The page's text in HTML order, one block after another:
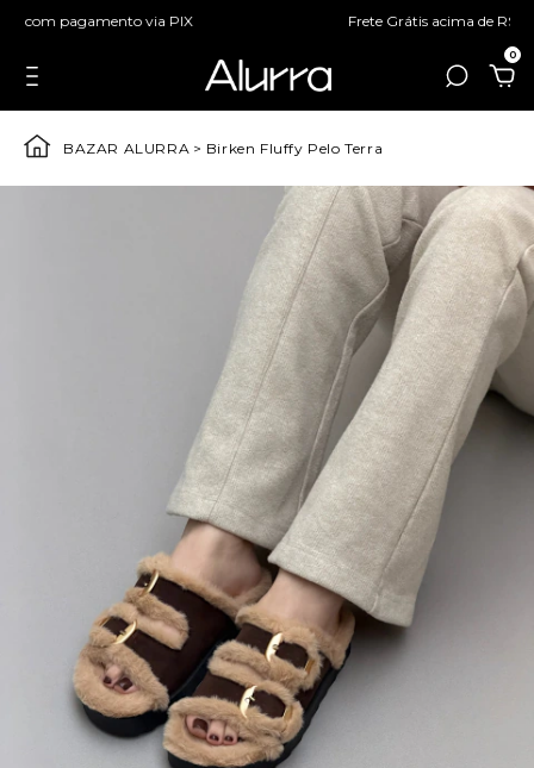
Frete Grátis acima de R$399,90 (Sul e Sudeste)
0
BAZAR ALURRA > Birken Fluffy Pelo Terra